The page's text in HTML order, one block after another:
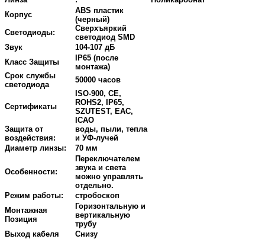
Корпус
ABS пластик
(черный)
Светодиоды:
Сверхъяркий
светодиод SMD
Звук
104-107 дБ
Класс Защиты
IP65 (после
монтажа)
Срок службы
светодиода
50000 часов
Сертификаты
ISO-900, CE,
ROHS2, IP65,
SZUTEST, EAC,
ICAO
Защита от
воздействия:
воды, пыли, тепла
и УФ-лучей
Диаметр линзы:
70 мм
Особенности:
Переключателем
звука и света
можно управлять
отдельно.
Режим работы:
стробоскоп
Монтажная
Позиция
Горизонтальную и
вертикальную
трубу
Выход кабеля
Снизу